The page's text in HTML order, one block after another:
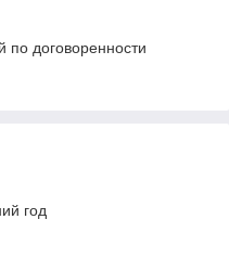
по договоренности
год